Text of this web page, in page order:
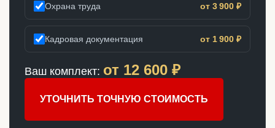
Охрана труда от 3 900 ₽
Кадровая документация от 1 900 ₽
Ваш комплект: от 12 600 ₽
УТОЧНИТЬ ТОЧНУЮ СТОИМОСТЬ